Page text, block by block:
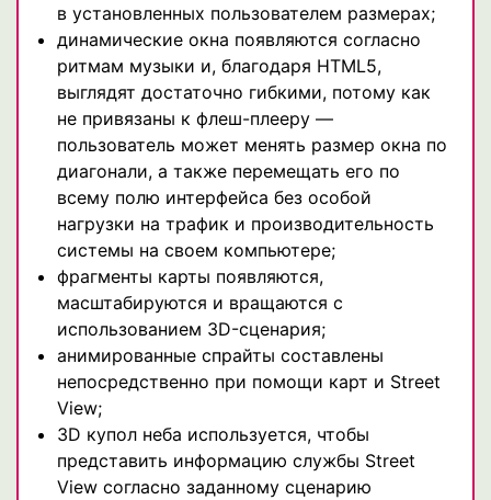
в установленных пользователем размерах;
динамические окна появляются согласно
ритмам музыки и, благодаря HTML5,
выглядят достаточно гибкими, потому как
не привязаны к флеш-плееру —
пользователь может менять размер окна по
диагонали, а также перемещать его по
всему полю интерфейса без особой
нагрузки на трафик и производительность
системы на своем компьютере;
фрагменты карты появляются,
масштабируются и вращаются с
использованием 3D-сценария;
анимированные спрайты составлены
непосредственно при помощи карт и Street
View;
3D купол неба используется, чтобы
представить информацию службы Street
View согласно заданному сценарию